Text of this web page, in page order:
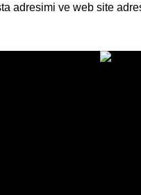
adresimi ve web site